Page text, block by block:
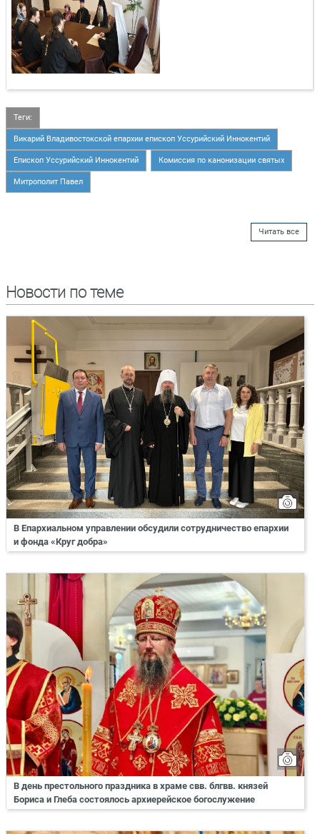
Теги:
Викарий Владивостокской епархии епископ Уссурийский Иннокентий
Епископ Уссурийский Иннокентий Комиссия по канонизации святых
Митрополит Павел
Читать все
Новости по теме
В Епархиальном управлении обсудили сотрудничество епархии
и фонда «Круг добра»
В день престольного праздника в храме свв. блгвв. князей
Бориса и Глеба состоялось архиерейское богослужение